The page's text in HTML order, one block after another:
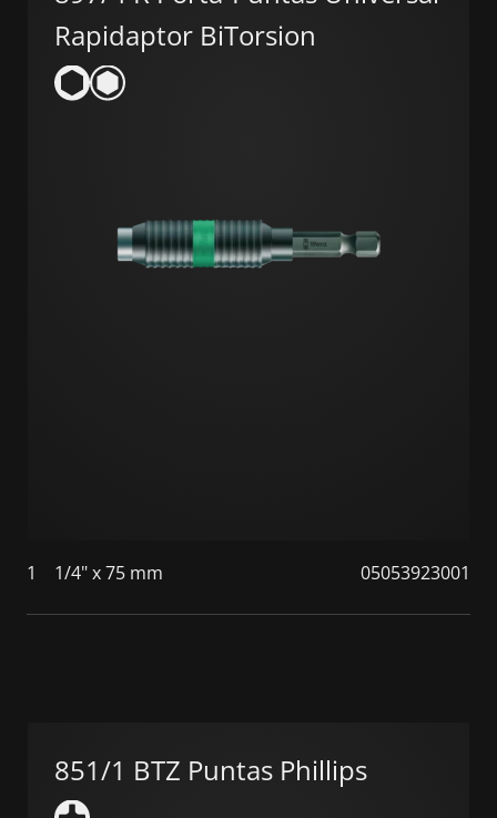
Rapidaptor BiTorsion
1 1/4" x 75 mm 05053923001
851/1 BTZ Puntas Phillips